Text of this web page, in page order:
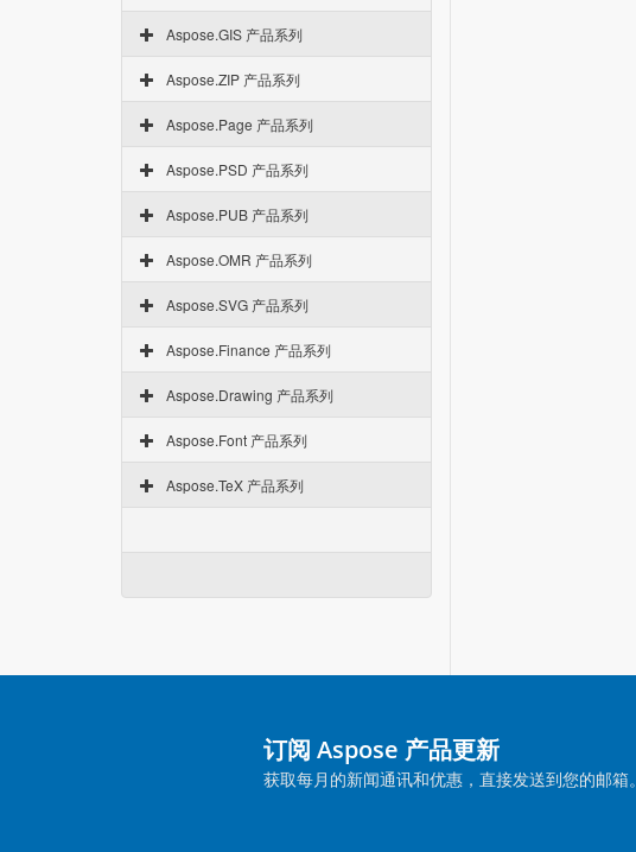
Aspose.GIS 产品系列
Aspose.ZIP 产品系列
Aspose.Page 产品系列
Aspose.PSD 产品系列
Aspose.PUB 产品系列
Aspose.OMR 产品系列
Aspose.SVG 产品系列
Aspose.Finance 产品系列
Aspose.Drawing 产品系列
Aspose.Font 产品系列
Aspose.TeX 产品系列
订阅 Aspose 产品更新
获取每月的新闻通讯和优惠，直接发送到您的邮箱。